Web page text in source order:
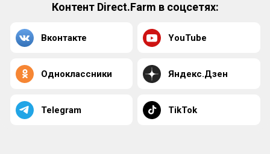
Контент Direct.Farm в соцсетях:
Вконтакте YouTube
Одноклассники Яндекс.Дзен
Telegram TikTok